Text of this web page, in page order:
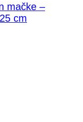
mačke –
cm